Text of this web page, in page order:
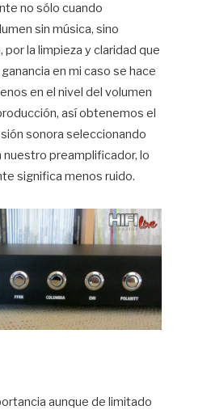
no sólo cuando
sin música, sino
por la limpieza y claridad que
en mi caso se hace
en el nivel del volumen
así obtenemos el
sonora seleccionando
nuestro preamplificador, lo
significa menos ruido.
aunque de limitado